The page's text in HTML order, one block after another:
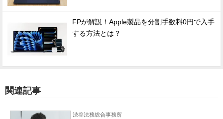
FPが解説！Apple製品を分割手数料0円で入手
する方法とは？
関連記事
渋谷法務総合事務所